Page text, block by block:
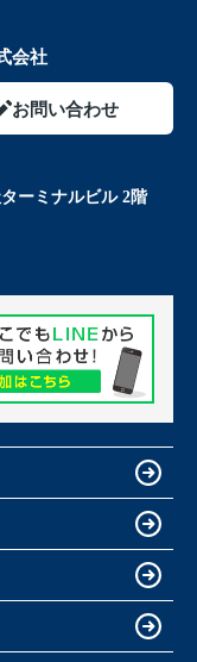
会社
お問い合わせ
ーミナルビル 2階